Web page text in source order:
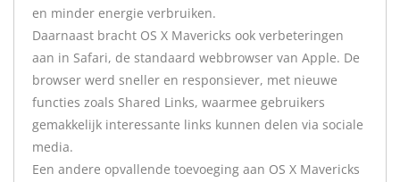
en minder energie verbruiken.
Daarnaast bracht OS X Mavericks ook verbeteringen
aan in Safari, de standaard webbrowser van Apple. De
browser werd sneller en responsiever, met nieuwe
functies zoals Shared Links, waarmee gebruikers
gemakkelijk interessante links kunnen delen via sociale
media.
Een andere opvallende toevoeging aan OS X Mavericks